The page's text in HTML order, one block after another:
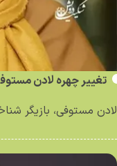
تغییر چهره لادن
لادن مستوفی، بازیگر